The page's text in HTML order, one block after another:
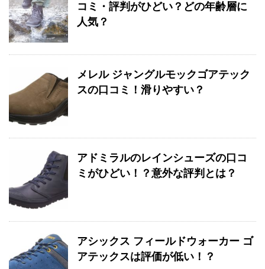
コミ・評判がひどい？どの年齢層に
人気？
メレル ジャングルモックゴアテック
スの口コミ！滑りやすい？
アドミラルのレインシューズの口コ
ミがひどい！？意外な評判とは？
アシックス フィールドウォーカー ゴ
アテックスは評価が低い！？